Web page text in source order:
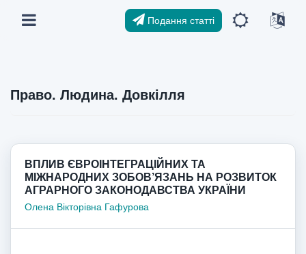
Подання статті
Право. Людина. Довкілля
ВПЛИВ ЄВРОІНТЕГРАЦІЙНИХ ТА
МІЖНАРОДНИХ ЗОБОВ’ЯЗАНЬ НА РОЗВИТОК
АГРАРНОГО ЗАКОНОДАВСТВА УКРАЇНИ
Олена Вікторівна Гафурова